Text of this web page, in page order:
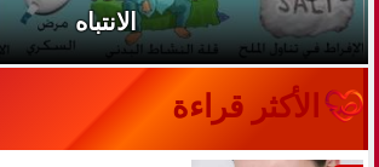
الانتباه
الأكثر قراءة